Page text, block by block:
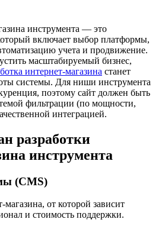
инструмента — это
включает выбор платформы,
учета и продвижение.
масштабируемый бизнес,
интернет-магазина станет
системы. Для ниши инструмента
поэтому сайт должен быть
фильтрации (по мощности,
интеграцией.
разработки
инструмента
(CMS)
от которой зависит
и стоимость поддержки.